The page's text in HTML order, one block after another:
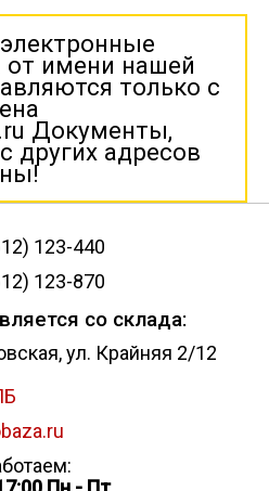
от имени нашей
только с
Документы,
других адресов
123-440
123-870
со склада:
ул. Крайняя 2/12